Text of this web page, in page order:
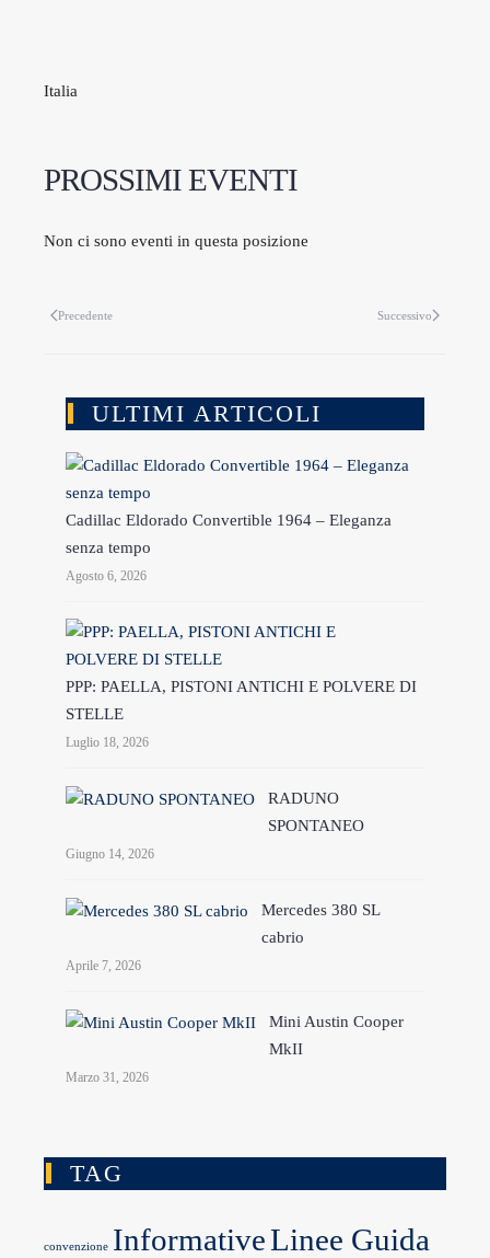
Italia
PROSSIMI EVENTI
Non ci sono eventi in questa posizione
Precedente Successivo
ULTIMI ARTICOLI
Cadillac Eldorado Convertible 1964 – Eleganza
senza tempo
Agosto 6, 2026
PPP: PAELLA, PISTONI ANTICHI E POLVERE DI
STELLE
Luglio 18, 2026
RADUNO
SPONTANEO
Giugno 14, 2026
Mercedes 380 SL
cabrio
Aprile 7, 2026
Mini Austin Cooper
MkII
Marzo 31, 2026
TAG
convenzione InformativeLinee Guida